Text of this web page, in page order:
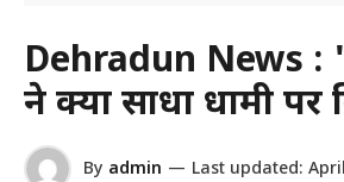
Dehradun News :
ने क्यों साधा धामी पर
By admin — Last updated: